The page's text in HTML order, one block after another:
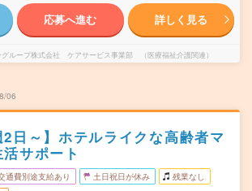
応募へ進む 詳しく見る
グループ株式会社 ケアサービス事業部 （医療福祉介護関連）
06
日～】ホテルライクな高齢者マ
サポート
通費別途支給あり 土日祝日が休み 残業なし